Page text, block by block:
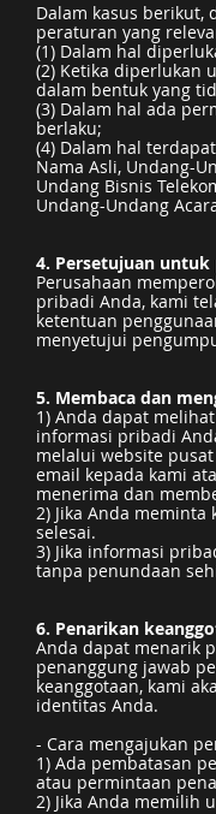
Dalam kasus
peraturan yang
(1) Dalam hal
(2) Ketika diperlukan
dalam bentuk yang
(3) Dalam hal ada
berlaku;
(4) Dalam hal
Nama Asli, Undang-
Undang Bisnis
Undang-Undang
4. Persetujuan
Perusahaan
pribadi Anda, kami
ketentuan
menyetujui
5. Membaca dan
1) Anda dapat
informasi pribadi
melalui website
email kepada kami
menerima dan
2) Jika Anda
selesai.
3) Jika informasi
tanpa penundaan
6. Penarikan
Anda dapat menarik
penanggung jawab
keanggotaan, kami
identitas Anda.
- Cara mengajukan
1) Ada pembatasan
atau permintaan
2) Jika Anda memilih